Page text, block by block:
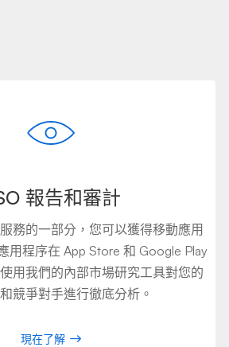
報告和審計
務的一部分，您可以獲得移動應用
用程序在 App Store 和 Google Play
用我們的內部市場研究工具對您的
競爭對手進行徹底分析。
現在了解